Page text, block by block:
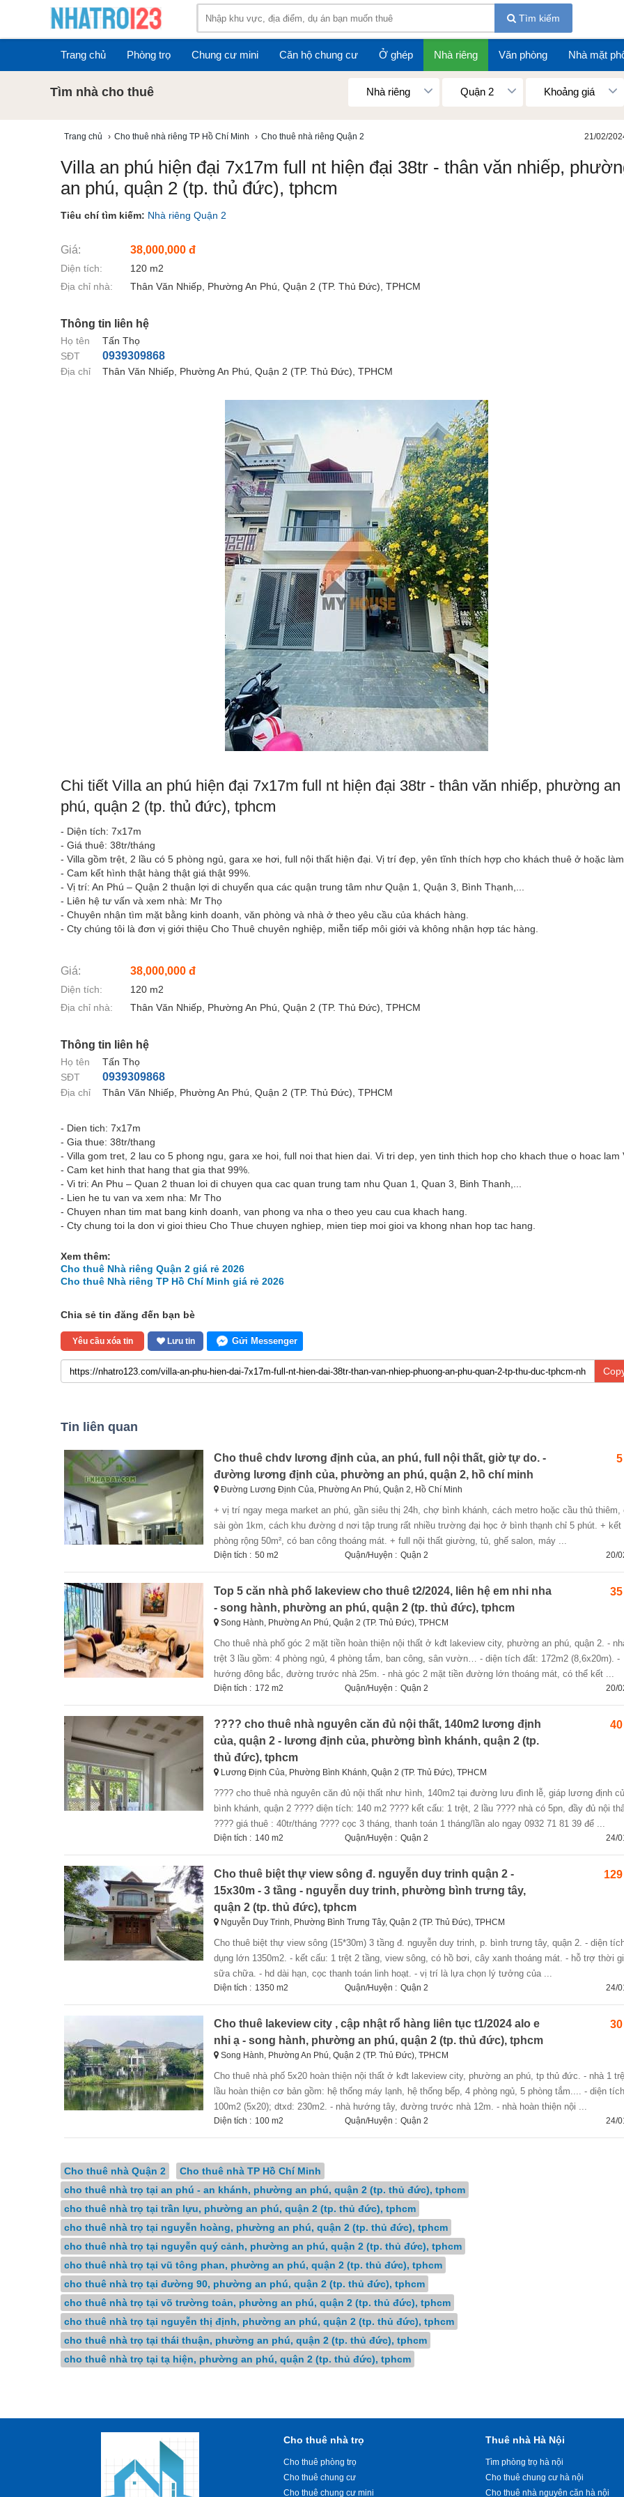
Tìm kiếm
Trang chủ Phòng trọ Chung cư mini Căn hộ chung cư Ở ghép Nhà riêng Văn phòng Nhà mặt
Tìm nhà cho thuê Nhà riêng Quận 2 Khoảng giá
Trang chủ › Cho thuê nhà riêng TP Hồ Chí Minh › Cho thuê nhà riêng Quận 2 21/02/
Villa an phú hiện đại 7x17m full nt hiện đại 38tr - thân văn nhiếp,
an phú, quận 2 (tp. thủ đức), tphcm
Tiêu chí tìm kiếm: Nhà riêng Quận 2
Giá: 38,000,000 đ
Diện tích:
120 m2
Địa chỉ nhà:
Thân Văn Nhiếp, Phường An Phú, Quận 2 (TP. Thủ Đức), TPHCM
Thông tin liên hệ
Họ tên
Tấn Thọ
SĐT
0939309868
Địa chỉ Thân Văn Nhiếp, Phường An Phú, Quận 2 (TP. Thủ Đức), TPHCM
Chi tiết Villa an phú hiện đại 7x17m full nt hiện đại 38tr - thân văn nhiếp, phường an
phú, quận 2 (tp. thủ đức), tphcm
- Diện tích: 7x17m
- Giá thuê: 38tr/tháng
- Villa gồm trệt, 2 lầu có 5 phòng ngủ, gara xe hơi, full nội thất hiện đại. Vị trí đẹp, yên tĩnh thích hợp cho khách thuê ở hoặc làm
- Cam kết hình thật hàng thật giá thật 99%.
- Vị trí: An Phú – Quận 2 thuận lợi di chuyển qua các quận trung tâm như Quận 1, Quận 3, Bình Thạnh,...
- Liên hệ tư vấn và xem nhà: Mr Thọ
- Chuyên nhận tìm mặt bằng kinh doanh, văn phòng và nhà ở theo yêu cầu của khách hàng.
- Cty chúng tôi là đơn vị giới thiệu Cho Thuê chuyên nghiệp, miễn tiếp môi giới và không nhận hợp tác hàng.
Giá: 38,000,000 đ
Diện tích:
120 m2
Địa chỉ nhà:
Thân Văn Nhiếp, Phường An Phú, Quận 2 (TP. Thủ Đức), TPHCM
Thông tin liên hệ
Họ tên
Tấn Thọ
SĐT
0939309868
Địa chỉ Thân Văn Nhiếp, Phường An Phú, Quận 2 (TP. Thủ Đức), TPHCM
- Dien tich: 7x17m
- Gia thue: 38tr/thang
- Villa gom tret, 2 lau co 5 phong ngu, gara xe hoi, full noi that hien dai. Vi tri dep, yen tinh thich hop cho khach thue o hoac lam
- Cam ket hinh that hang that gia that 99%.
- Vi tri: An Phu – Quan 2 thuan loi di chuyen qua cac quan trung tam nhu Quan 1, Quan 3, Binh Thanh,...
- Lien he tu van va xem nha: Mr Tho
- Chuyen nhan tim mat bang kinh doanh, van phong va nha o theo yeu cau cua khach hang.
- Cty chung toi la don vi gioi thieu Cho Thue chuyen nghiep, mien tiep moi gioi va khong nhan hop tac hang.
Xem thêm:
Cho thuê Nhà riêng Quận 2 giá rẻ 2026
Cho thuê Nhà riêng TP Hồ Chí Minh giá rẻ 2026
Chia sẻ tin đăng đến bạn bè
Yêu cầu xóa tin Lưu tin Gửi Messenger
Tin liên quan
Cho thuê chdv lương định của, an phú, full nội thất, giờ tự do. -
đường lương định của, phường an phú, quận 2, hồ chí minh
Đường Lương Định Của, Phường An Phú, Quận 2, Hồ Chí Minh
+ vị trí ngay mega market an phú, gần siêu thị 24h, chợ bình khánh, cách metro hoặc cầu thủ thiêm, cầu
sài gòn 1km, cách khu đường d nơi tập trung rất nhiều trường đại học ở bình thạnh chỉ 5 phút. + kết
phòng rộng 50m², có ban công thoáng mát. + full nội thất giường, tủ, ghế salon, máy ...
Diện tích : 50 m2 Quận/Huyện : Quận 2 20/
Top 5 căn nhà phố lakeview cho thuê t2/2024, liên hệ em nhi nha
- song hành, phường an phú, quận 2 (tp. thủ đức), tphcm
Song Hành, Phường An Phú, Quận 2 (TP. Thủ Đức), TPHCM
cho thuê nhà phố góc 2 mặt tiền hoàn thiện nội thất ở kđt lakeview city, phường an phú, quận 2. - nhà 1
trệt 3 lầu gồm: 4 phòng ngủ, 4 phòng tắm, ban công, sân vườn… - diện tích đất: 172m2 (8,6x20m). -
hướng đông bắc, đường trước nhà 25m. - nhà góc 2 mặt tiền đường lớn thoáng mát, có thể kết ...
Diện tích : 172 m2 Quận/Huyện : Quận 2 20/
???? cho thuê nhà nguyên căn đủ nội thất, 140m2 lương định
của, quận 2 - lương định của, phường bình khánh, quận 2 (tp.
thủ đức), tphcm
Lương Định Của, Phường Bình Khánh, Quận 2 (TP. Thủ Đức), TPHCM
???? cho thuê nhà nguyên căn đủ nội thất như hình, 140m2 tại đường lưu đình lễ, giáp lương định
bình khánh, quận 2 ???? diện tích: 140 m2 ???? kết cấu: 1 trệt, 2 lầu ???? nhà có 5pn, đầy đủ nội
???? giá thuê : 40tr/tháng ???? cọc 3 tháng, thanh toán 1 tháng/lần alo ngay 0932 71 81 39 để ...
Diện tích : 140 m2 Quận/Huyện : Quận 2 24/
Cho thuê biệt thự view sông đ. nguyễn duy trinh quận 2 -
15x30m - 3 tầng - nguyễn duy trinh, phường bình trưng tây,
quận 2 (tp. thủ đức), tphcm
Nguyễn Duy Trinh, Phường Bình Trưng Tây, Quận 2 (TP. Thủ Đức), TPHCM
cho thuê biệt thự view sông (15*30m) 3 tầng đ. nguyễn duy trinh, p. bình trưng tây, quận 2. - diện tích sử
dụng lớn 1350m2. - kết cấu: 1 trệt 2 tầng, view sông, có hồ bơi, cây xanh thoáng mát. - hỗ trợ thời
sữa chữa. - hd dài hạn, cọc thanh toán linh hoạt. - vị trí là lựa chọn lý tưởng của ...
Diện tích : 1350 m2 Quận/Huyện : Quận 2 24/
Cho thuê lakeview city , cập nhật rổ hàng liên tục t1/2024 alo e
nhi ạ - song hành, phường an phú, quận 2 (tp. thủ đức), tphcm
Song Hành, Phường An Phú, Quận 2 (TP. Thủ Đức), TPHCM
cho thuê nhà phố 5x20 hoàn thiện nội thất ở kđt lakeview city, phường an phú, tp thủ đức. - nhà 1 trệt , 3
lầu hoàn thiện cơ bản gồm: hệ thống máy lạnh, hệ thống bếp, 4 phòng ngủ, 5 phòng tắm.... - diện
100m2 (5x20); dtxd: 230m2. - nhà hướng tây, đường trước nhà 12m. - nhà hoàn thiện nội ...
Diện tích : 100 m2 Quận/Huyện : Quận 2 24/
Cho thuê nhà Quận 2
Cho thuê nhà TP Hồ Chí Minh
cho thuê nhà trọ tại an phú - an khánh, phường an phú, quận 2 (tp. thủ đức), tphcm
cho thuê nhà trọ tại trần lựu, phường an phú, quận 2 (tp. thủ đức), tphcm
cho thuê nhà trọ tại nguyễn hoàng, phường an phú, quận 2 (tp. thủ đức), tphcm
cho thuê nhà trọ tại nguyễn quý cảnh, phường an phú, quận 2 (tp. thủ đức), tphcm
cho thuê nhà trọ tại vũ tông phan, phường an phú, quận 2 (tp. thủ đức), tphcm
cho thuê nhà trọ tại đường 90, phường an phú, quận 2 (tp. thủ đức), tphcm
cho thuê nhà trọ tại võ trường toản, phường an phú, quận 2 (tp. thủ đức), tphcm
cho thuê nhà trọ tại nguyễn thị định, phường an phú, quận 2 (tp. thủ đức), tphcm
cho thuê nhà trọ tại thái thuận, phường an phú, quận 2 (tp. thủ đức), tphcm
cho thuê nhà trọ tại tạ hiện, phường an phú, quận 2 (tp. thủ đức), tphcm
Cho thuê nhà trọ
Cho thuê phòng trọ
Cho thuê chung cư
Cho thuê chung cư mini
Thuê nhà Hà Nội
Tìm phòng trọ hà nội
Cho thuê chung cư hà nội
Cho thuê nhà nguyên căn hà nội